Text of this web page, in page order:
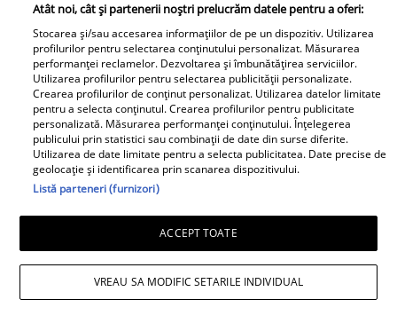
Citeşte şi: Zodia care începe o viață nouă
în 2026. Cristina Demetrescu: „Este un
an al construcțiilor solide, nu al
experimentelor hazardate”
Horoscop zilnic Săgetător –
Previziuni pentru 30 iunie
2026
Luna Plină în Capricorn activează sectorul
Atât noi, cât și partenerii noștri prelucrăm datele pentru a oferi:
Stocarea și/sau accesarea informațiilor de pe un dispozitiv. Utilizarea
profilurilor pentru selectarea conținutului personalizat. Măsurarea
performanței reclamelor. Dezvoltarea și îmbunătățirea serviciilor.
Utilizarea profilurilor pentru selectarea publicității personalizate.
Crearea profilurilor de conținut personalizat. Utilizarea datelor limitate
pentru a selecta conținutul. Crearea profilurilor pentru publicitate
personalizată. Măsurarea performanței conținutului. Înțelegerea
publicului prin statistici sau combinații de date din surse diferite.
Utilizarea de date limitate pentru a selecta publicitatea. Date precise de
geolocație și identificarea prin scanarea dispozitivului.
Listă parteneri (furnizori)
ACCEPT TOATE
VREAU SA MODIFIC SETARILE INDIVIDUAL